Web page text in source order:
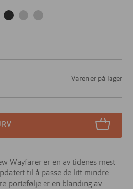
Varen er på lager
Wayfarer er en av tidenes mest
til å passe de litt mindre
portefølje er en blanding av